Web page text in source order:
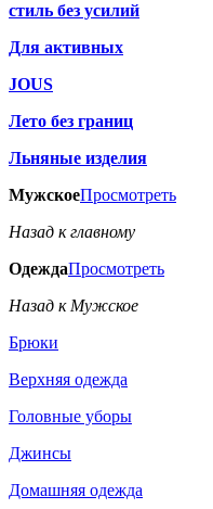
стиль без усилий
Для активных
JOUS
Лето без границ
Льняные изделия
МужскоеПросмотреть
Назад к главному
ОдеждаПросмотреть
Назад к Мужское
Брюки
Верхняя одежда
Головные уборы
Джинсы
Домашняя одежда